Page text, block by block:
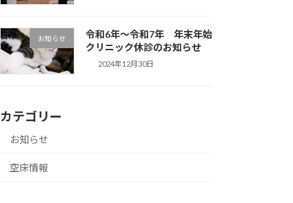
お知らせ
令和6年〜令和7年 年末年始
クリニック休診のお知らせ
2024年12月30日
カテゴリー
お知らせ
空床情報